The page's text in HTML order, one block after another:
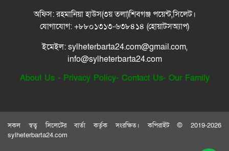
আসামে বন্যায় মৃত বেড়ে ৯৮, পানিবন্দি ১৩টি জেলা
দিরাইয়ে বিএনপির দুই পক্ষের পাল্টাপাল্টি কর্মসূচি,
১৪৪ ধারা জারি
শিক্ষা-স্বাস্থ্য ও জ্বালানি খাতকে স্বনির্ভর করার
রোববার হেফাজত আমিরের সঙ্গে দেখা করবেন
প্রধানমন্ত্রী
অফিস: রহমানিয়া হাউস(৩য় তলা)শিবগঞ্জ পয়েন্ট,সিলেট।
যোগাযোগ: +৮৮০১৩১৩-৬৩৮৪১৪ (হোয়াটসঅ্যাপ)
ইমেইল: sylheterbarta24.com@gmail.com,
info@sylheterbarta24.com
About Us- Privacy Policy- Contact Us- Our Family
সকল স্বত্ব সিলেটের বার্তা কর্তৃক সংরক্ষিত। কপিরাইট © 2019-2026
sylheterbarta24.com